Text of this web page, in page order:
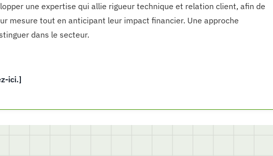
une expertise qui allie rigueur technique et relation client, afin de
mesure tout en anticipant leur impact financier. Une approche
dans le secteur.
ici.]